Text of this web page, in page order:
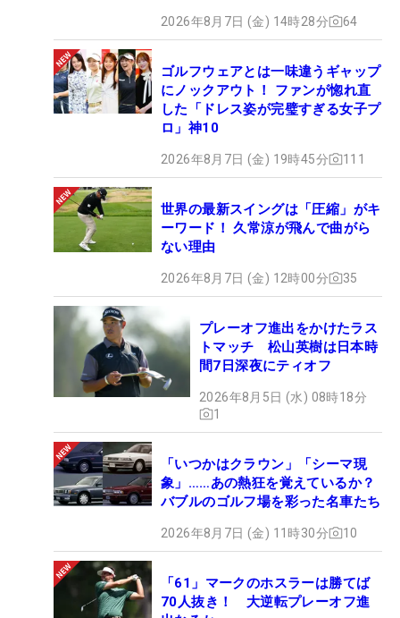
2026年8月7日 (金) 14時28分 64
ゴルフウェアとは一味違うギャップ
にノックアウト！ ファンが惚れ直
した「ドレス姿が完璧すぎる女子プ
ロ」神10
2026年8月7日 (金) 19時45分 111
世界の最新スイングは「圧縮」がキ
ーワード！ 久常涼が飛んで曲がら
ない理由
2026年8月7日 (金) 12時00分 35
プレーオフ進出をかけたラス
トマッチ 松山英樹は日本時
間7日深夜にティオフ
2026年8月5日 (水) 08時18分
1
「いつかはクラウン」「シーマ現
象」……あの熱狂を覚えているか？
バブルのゴルフ場を彩った名車たち
2026年8月7日 (金) 11時30分 10
「61」マークのホスラーは勝てば
70人抜き！ 大逆転プレーオフ進